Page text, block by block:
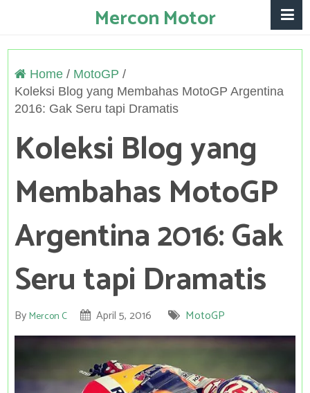
Mercon Motor
Home/ MotoGP /
Koleksi Blog yang Membahas MotoGP Argentina
2016: Gak Seru tapi Dramatis
Koleksi Blog yang
Membahas MotoGP
Argentina 2016: Gak
Seru tapi Dramatis
ByMercon C April 5, 2016 MotoGP